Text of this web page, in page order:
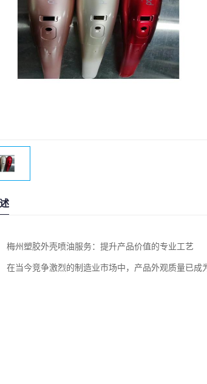
梅州塑胶外壳喷油服务：提升产品价值的专业工艺
在当今竞争激烈的制造业市场中，产品外观质量已